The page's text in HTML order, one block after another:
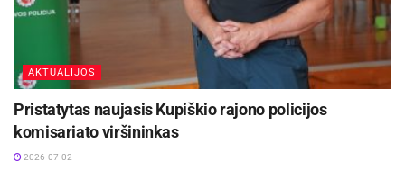
AKTUALIJOS
Pristatytas naujasis Kupiškio rajono policijos
komisariato viršininkas
2026-07-02